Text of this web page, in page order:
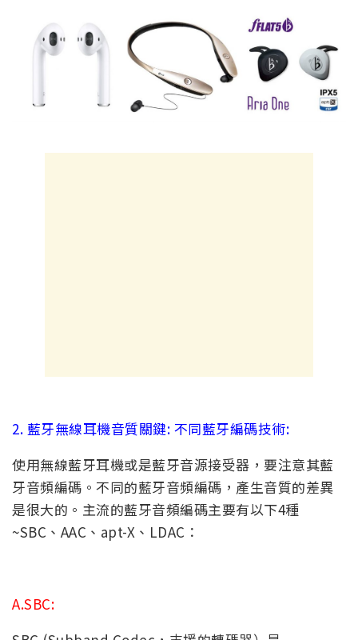
2. 藍牙無線耳機音質關鍵: 不同藍牙編碼技術:
使用無線藍牙耳機或是藍牙音源接受器，要注意其藍
牙音頻編碼。不同的藍牙音頻編碼，產生音質的差異
是很大的。主流的藍牙音頻編碼主要有以下4種
~SBC、AAC、apt-X、LDAC：
A.SBC: